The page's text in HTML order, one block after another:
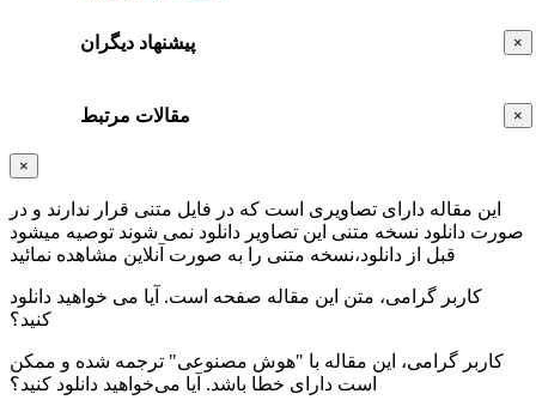
× پیشنهاد دیگران
× مقالات مرتبط
×
این مقاله دارای تصاویری است که در فایل متنی قرار ندارند و در
صورت دانلود نسخه متنی این تصاویر دانلود نمی شوند توصیه میشود
قبل از دانلود،نسخه متنی را به صورت آنلاین مشاهده نمائید
کاربر گرامی، متن این مقاله صفحه است. آیا می خواهید دانلود
کنید؟
کاربر گرامی، این مقاله با "هوش مصنوعی" ترجمه شده و ممکن
است دارای خطا باشد. آیا می‌خواهید دانلود کنید؟